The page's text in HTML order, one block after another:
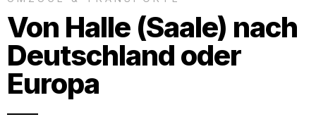
Von Halle (Saale) nach
Deutschland oder
Europa